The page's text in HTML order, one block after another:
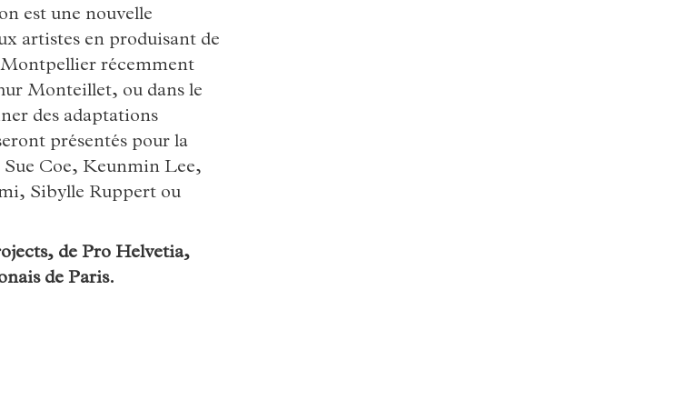
est une nouvelle
artistes en produisant de
récemment
Monteillet, ou dans le
des adaptations
présentés pour la
Coe, Keunmin Lee,
Sibylle Ruppert ou
de Pro Helvetia,
de Paris.